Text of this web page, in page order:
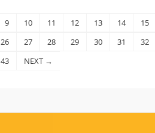
9 10 11 12 13 14 15
26 27 28 29 30 31 32
43 NEXT →